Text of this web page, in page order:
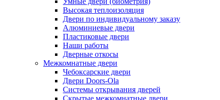
Высокая теплоизоляция
Двери по индивидуальному заказу
Алюминиевые двери
Пластиковые двери
Наши работы
Дверные откосы
Межкомнатные двери
Чебоксарские двери
Двери Doors-Ola
Системы открывания дверей
Скрытые межкомнатные двери